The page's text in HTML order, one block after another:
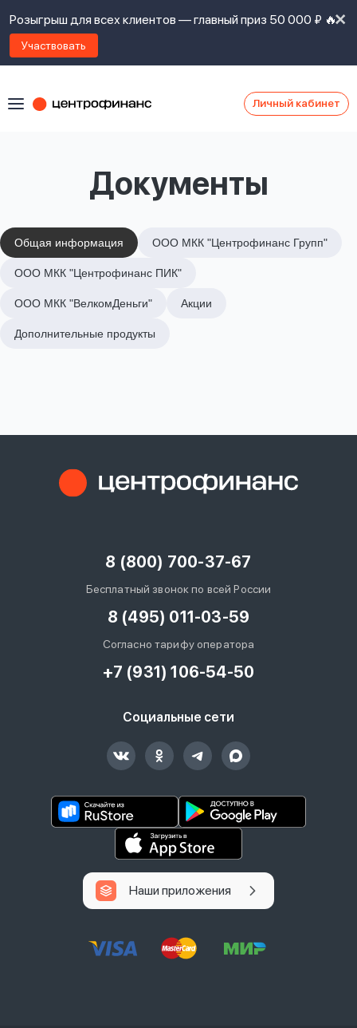
Розыгрыш для всех клиентов — главный приз 50 000 ₽ 🔥
Участвовать
Личный кабинет
Документы
Общая информация ООО МКК "Центрофинанс Групп"
ООО МКК "Центрофинанс ПИК"
ООО МКК "ВелкомДеньги" Акции
Дополнительные продукты
8 (800) 700-37-67
Бесплатный звонок по всей России
8 (495) 011-03-59
Согласно тарифу оператора
+7 (931) 106-54-50
Социальные сети
Наши приложения
Войти под другим номером
ознакомлен
предоставления
займов,
политикой
сайта,
согласие
обработку